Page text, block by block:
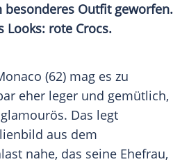
besonderes Outfit geworfen.
Looks: rote Crocs.
(62) mag es zu
eher leger und gemütlich,
Das legt
aus dem
nahe, das seine Ehefrau,